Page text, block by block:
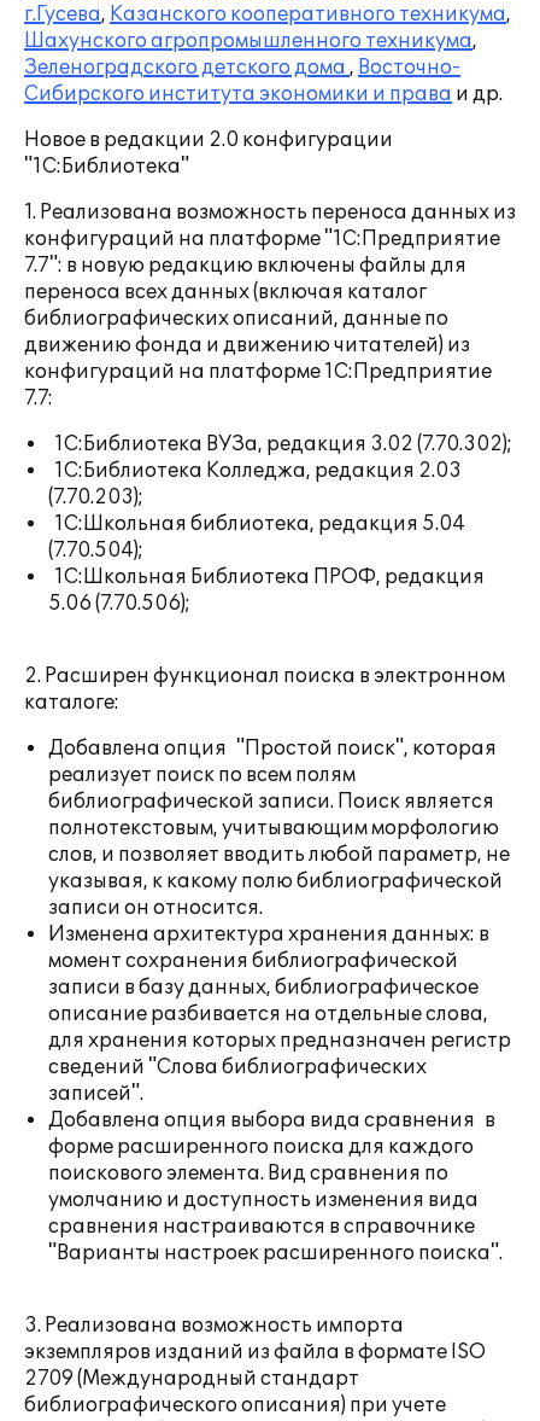
г.Гусева, Казанского кооперативного техникума,
Шахунского агропромышленного техникума,
Зеленоградского детского дома , Восточно-
Сибирского института экономики и права и др.
Новое в редакции 2.0 конфигурации
"1С:Библиотека"
1. Реализована возможность переноса данных из
конфигураций на платформе "1С:Предприятие
7.7": в новую редакцию включены файлы для
переноса всех данных (включая каталог
библиографических описаний, данные по
движению фонда и движению читателей) из
конфигураций на платформе 1С:Предприятие
7.7:
1С:Библиотека ВУЗа, редакция 3.02 (7.70.302);
1С:Библиотека Колледжа, редакция 2.03
(7.70.203);
1С:Школьная библиотека, редакция 5.04
(7.70.504);
1С:Школьная Библиотека ПРОФ, редакция
5.06 (7.70.506);
2. Расширен функционал поиска в электронном
каталоге:
Добавлена опция "Простой поиск", которая
реализует поиск по всем полям
библиографической записи. Поиск является
полнотекстовым, учитывающим морфологию
слов, и позволяет вводить любой параметр, не
указывая, к какому полю библиографической
записи он относится.
Изменена архитектура хранения данных: в
момент сохранения библиографической
записи в базу данных, библиографическое
описание разбивается на отдельные слова,
для хранения которых предназначен регистр
сведений "Слова библиографических
записей".
Добавлена опция выбора вида сравнения в
форме расширенного поиска для каждого
поискового элемента. Вид сравнения по
умолчанию и доступность изменения вида
сравнения настраиваются в справочнике
"Варианты настроек расширенного поиска".
3. Реализована возможность импорта
экземпляров изданий из файла в формате ISO
2709 (Международный стандарт
библиографического описания) при учете